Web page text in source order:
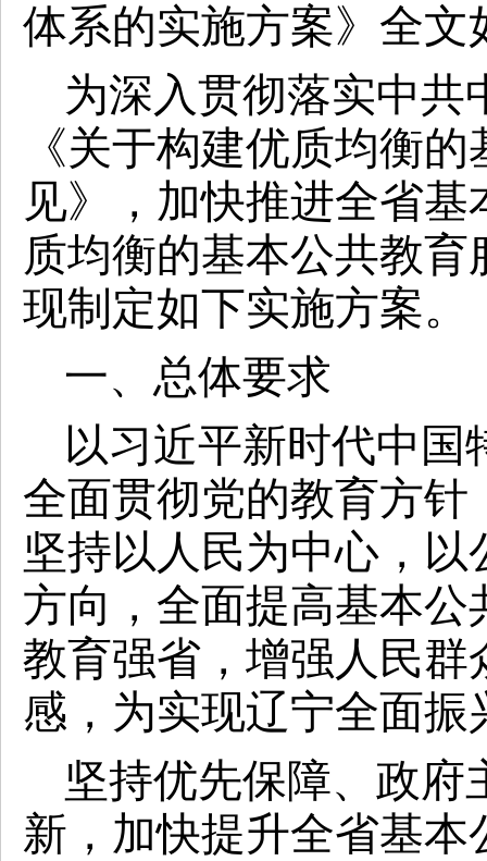
体系的实施方案》全文
为深入贯彻落实中共
《关于构建优质均衡
见》，加快推进全省
质均衡的基本公共教
现制定如下实施方案。
一、总体要求
以习近平新时代中国
全面贯彻党的教育方
坚持以人民为中心，
方向，全面提高基本
教育强省，增强人民
感，为实现辽宁全面
坚持优先保障、政府
新，加快提升全省基本